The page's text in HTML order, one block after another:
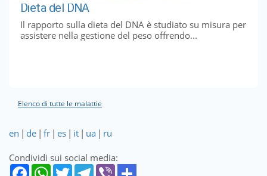
Dieta del DNA
Il rapporto sulla dieta del DNA è studiato su misura per
assistere nella gestione del peso offrendo...
Elenco di tutte le malattie
en | de | fr | es | it | ua | ru
Condividi sui social media: